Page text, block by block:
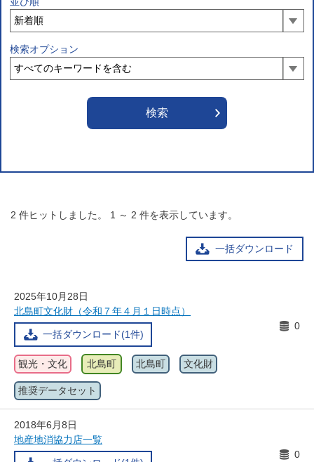
検索オプション
2 件ヒットしました。 1 ～ 2 件を表示しています。
一括ダウンロード
2025年10月28日
北島町文化財（令和７年４月１日時点）
一括ダウンロード(1件)
0
観光・文化 北島町 北島町 文化財
推奨データセット
2018年6月8日
地産地消協力店一覧
0